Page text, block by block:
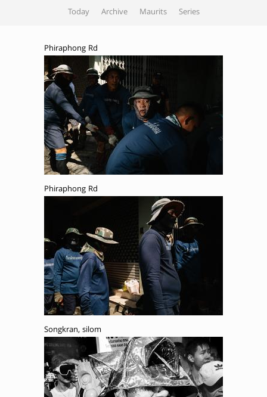
Today Archive Maurits Series
Phiraphong Rd
Phiraphong Rd
Songkran, silom